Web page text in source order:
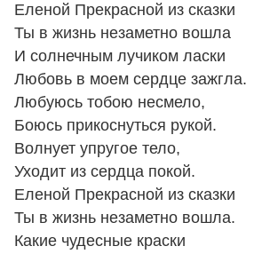
Еленой Прекрасной из сказки
Ты в жизнь незаметно вошла
И солнечным лучиком ласки
Любовь в моем сердце зажгла.
Любуюсь тобою несмело,
Боюсь прикоснуться рукой.
Волнует упругое тело,
Уходит из сердца покой.
Еленой Прекрасной из сказки
Ты в жизнь незаметно вошла.
Какие чудесные краски